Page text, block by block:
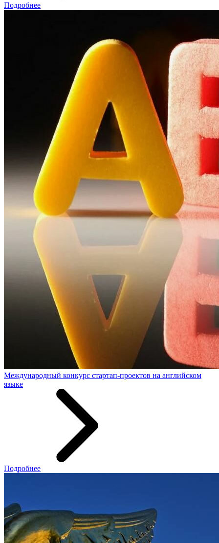
Подробнее
Международный конкурс стартап-проектов на английском
языке
Подробнее